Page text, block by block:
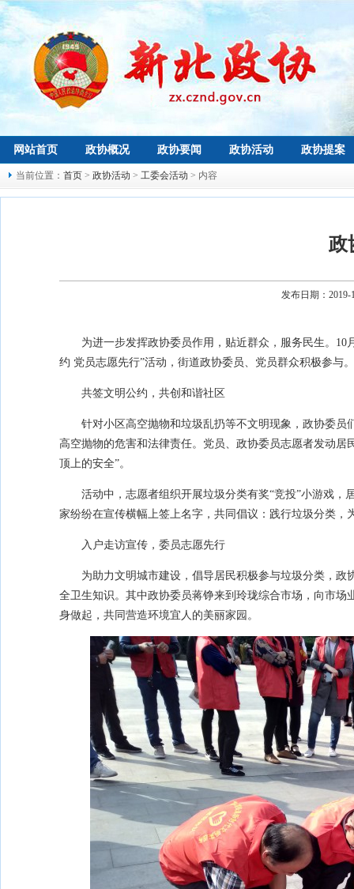
网站首页 政协概况 政协要闻 政协活动 政协提案
当前位置： 首页 > 政协活动 > 工委会活动 > 内容
政
发布日期：
为进一步发挥政协委员作用，贴近群众，服务民生。
约 党员志愿先行”活动，街道政协委员、党员群众积极参与
共签文明公约，共创和谐社区
针对小区高空抛物和垃圾乱扔等不文明现象，政协委
高空抛物的危害和法律责任。党员、政协委员志愿者发动
顶上的安全”。
活动中，志愿者组织开展垃圾分类有奖“竞投”小游戏
家纷纷在宣传横幅上签上名字，共同倡议：践行垃圾分类，
入户走访宣传，委员志愿先行
为助力文明城市建设，倡导居民积极参与垃圾分类，
全卫生知识。其中政协委员蒋铮来到玲珑综合市场，向市
身做起，共同营造环境宜人的美丽家园。